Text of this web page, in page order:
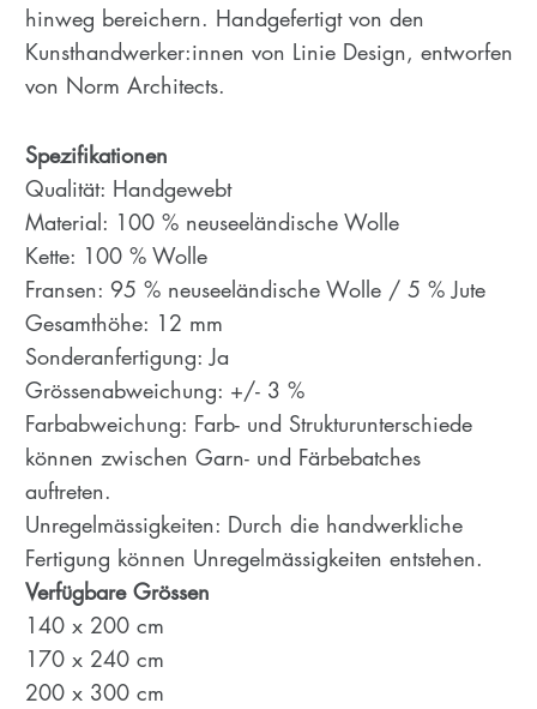
hinweg bereichern. Handgefertigt von den
Kunsthandwerker:innen von Linie Design, entworfen
von Norm Architects.
Spezifikationen
Qualität: Handgewebt
Material: 100 % neuseeländische Wolle
Kette: 100 % Wolle
Fransen: 95 % neuseeländische Wolle / 5 % Jute
Gesamthöhe: 12 mm
Sonderanfertigung: Ja
Grössenabweichung: +/- 3 %
Farbabweichung: Farb- und Strukturunterschiede
können zwischen Garn- und Färbebatches
auftreten.
Unregelmässigkeiten: Durch die handwerkliche
Fertigung können Unregelmässigkeiten entstehen.
Verfügbare Grössen
140 x 200 cm
170 x 240 cm
200 x 300 cm